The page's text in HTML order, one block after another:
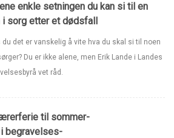
enkle setningen du kan si til en
i sorg etter et dødsfall
du det er vanskelig å vite hva du skal si til noen
Du er ikke alene, men Erik Lande i Landes
vet råd.
til sommer-
begravelses-